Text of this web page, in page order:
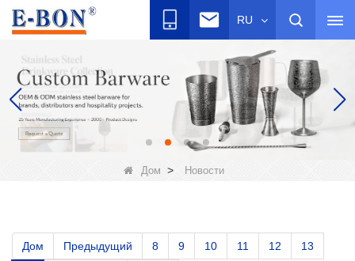
RU
Дом > Новости
Дом Предыдущий 8 9 10 11 12 13